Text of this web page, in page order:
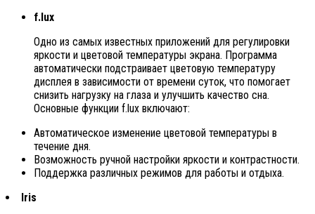
f.lux
Одно из самых известных приложений для регулировки
яркости и цветовой температуры экрана. Программа
автоматически подстраивает цветовую температуру
дисплея в зависимости от времени суток, что помогает
снизить нагрузку на глаза и улучшить качество сна.
Основные функции f.lux включают:
Автоматическое изменение цветовой температуры в
течение дня.
Возможность ручной настройки яркости и контрастности.
Поддержка различных режимов для работы и отдыха.
Iris